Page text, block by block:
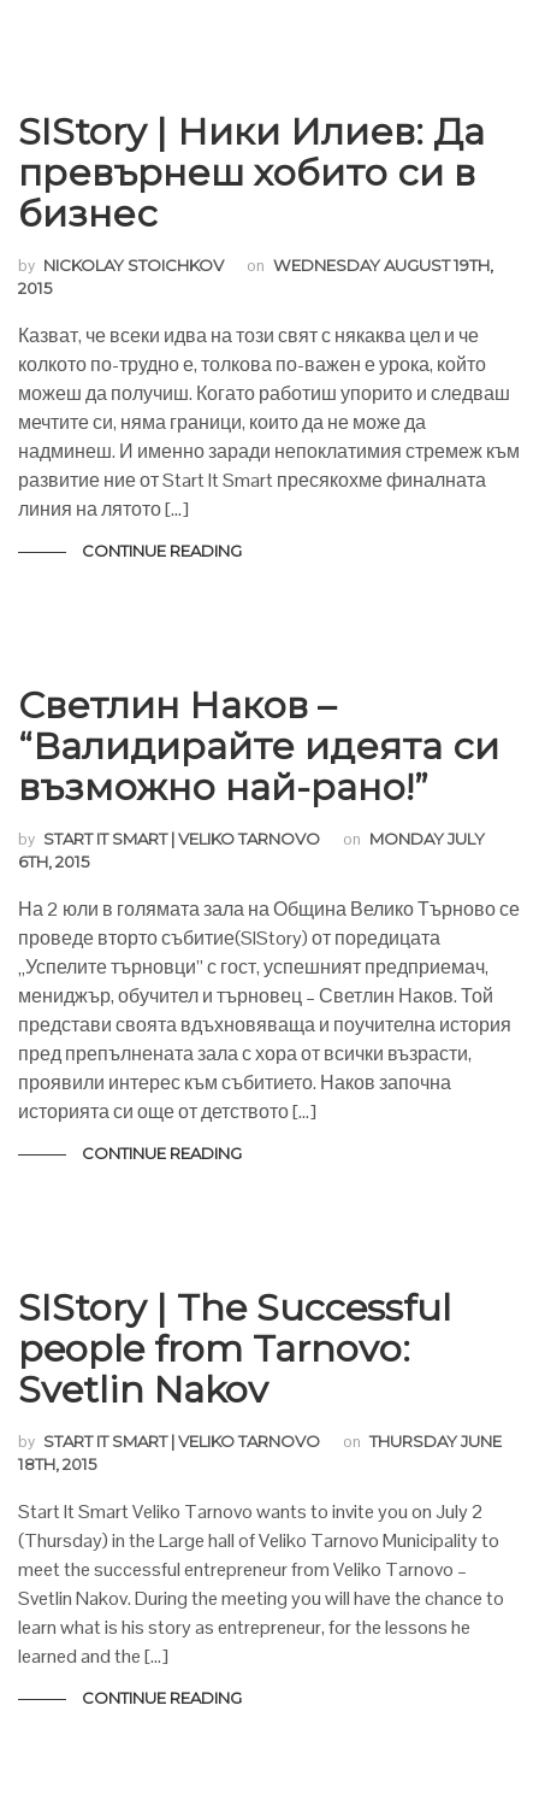
SIStory | Ники Илиев: Да
превърнеш хобито си в
бизнес
by NICKOLAY STOICHKOV on WEDNESDAY AUGUST 19TH,
2015
Казват, че всеки идва на този свят с някаква цел и че
колкото по-трудно е, толкова по-важен е урока, който
можеш да получиш. Когато работиш упорито и следваш
мечтите си, няма граници, които да не може да
надминеш. И именно заради непоклатимия стремеж към
развитие ние от Start It Smart пресякохме финалната
линия на лятото […]
CONTINUE READING
Светлин Наков –
“Валидирайте идеята си
възможно най-рано!”
by START IT SMART | VELIKO TARNOVO on MONDAY JULY
6TH, 2015
На 2 юли в голямата зала на Община Велико Търново се
проведе вторто събитие(SIStory) от поредицата
„Успелите търновци” с гост, успешният предприемач,
мениджър, обучител и търновец – Светлин Наков. Той
представи своята вдъхновяваща и поучителна история
пред препълнената зала с хора от всички възрасти,
проявили интерес към събитието. Наков започна
историята си още от детството […]
CONTINUE READING
SIStory | The Successful
people from Tarnovo:
Svetlin Nakov
by START IT SMART | VELIKO TARNOVO on THURSDAY JUNE
18TH, 2015
Start It Smart Veliko Tarnovo wants to invite you on July 2
(Thursday) in the Large hall of Veliko Tarnovo Municipality to
meet the successful entrepreneur from Veliko Tarnovo –
Svetlin Nakov. During the meeting you will have the chance to
learn what is his story as entrepreneur, for the lessons he
learned and the […]
CONTINUE READING